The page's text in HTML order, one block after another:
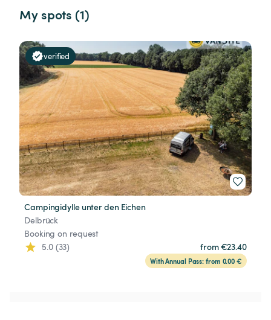
My spots (1)
verified
Campingidylle unter den Eichen
Delbrück
Booking on request
5.0 (33)
from €23.40
With Annual Pass: from 0.00 €